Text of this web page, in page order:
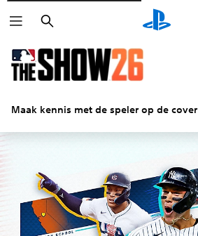
Zoeken
Maak kennis met de speler op de cover